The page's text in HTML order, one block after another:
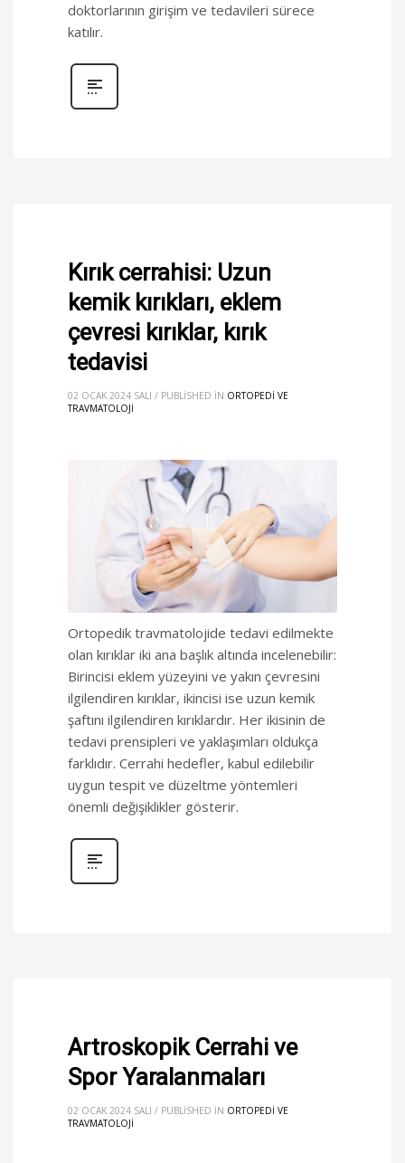
doktorlarının girişim ve tedavileri sürece
katılır.
Kırık cerrahisi: Uzun
kemik kırıkları, eklem
çevresi kırıklar, kırık
tedavisi
02 OCAK 2024 SALI / PUBLISHED IN ORTOPEDI VE
TRAVMATOLOJI
Ortopedik travmatolojide tedavi edilmekte
olan kırıklar iki ana başlık altında incelenebilir:
Birincisi eklem yüzeyini ve yakın çevresini
ilgilendiren kırıklar, ikincisi ise uzun kemik
şaftını ilgilendiren kırıklardır. Her ikisinin de
tedavi prensipleri ve yaklaşımları oldukça
farklıdır. Cerrahi hedefler, kabul edilebilir
uygun tespit ve düzeltme yöntemleri
önemli değişiklikler gösterir.
Artroskopik Cerrahi ve
Spor Yaralanmaları
02 OCAK 2024 SALI / PUBLISHED IN ORTOPEDI VE
TRAVMATOLOJI